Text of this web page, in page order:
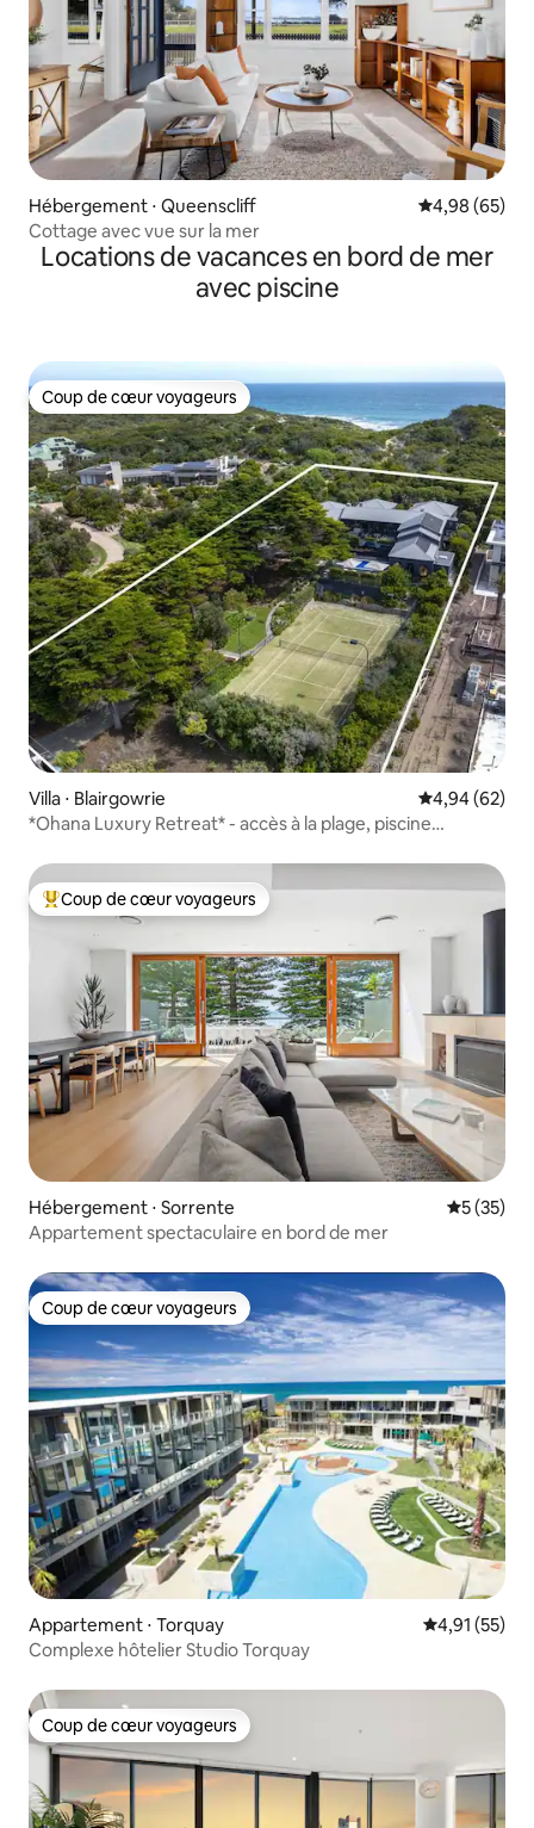
Hébergement ⋅ Queenscliff Évaluation
4,98 (65)
Cottage avec vue sur la mer
Locations de vacances en bord de mer
avec piscine
Coup de cœur voyageurs
Coup de cœur voyageurs
Villa ⋅ Blairgowrie Évaluation
4,94 (62)
*Ohana Luxury Retreat* - accès à la plage, piscine
Coups de cœur voyageurs les plus appréciés
Coup de cœur voyageurs
Hébergement ⋅ Sorrente
5 (35)
Appartement spectaculaire en bord de mer
Coup de cœur voyageurs
Coup de cœur voyageurs
Appartement ⋅ Torquay Évaluation
4,91 (55)
Complexe hôtelier Studio Torquay
Coup de cœur voyageurs
Coup de cœur voyageurs